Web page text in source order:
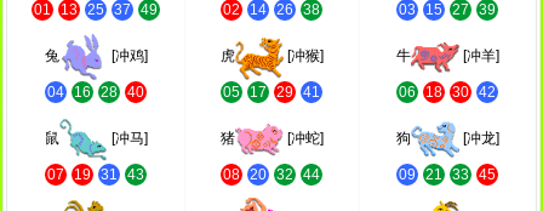
01 13 25 37 49 02 14 26 38 03 15 27 39
兔 [冲鸡]
04 16 28 40
虎 [冲猴]
05 17 29 41
牛 [冲羊]
06 18 30 42
鼠 [冲马]
07 19 31 43
猪 [冲蛇]
08 20 32 44
狗 [冲龙]
09 21 33 45